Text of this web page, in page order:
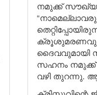
നമുക്ക് സൗഖ്യം
ക്രൂശുമരണവും
ദൈവവുമായി
സഹനം നമുക്ക്
വഴി തുറന്നു.